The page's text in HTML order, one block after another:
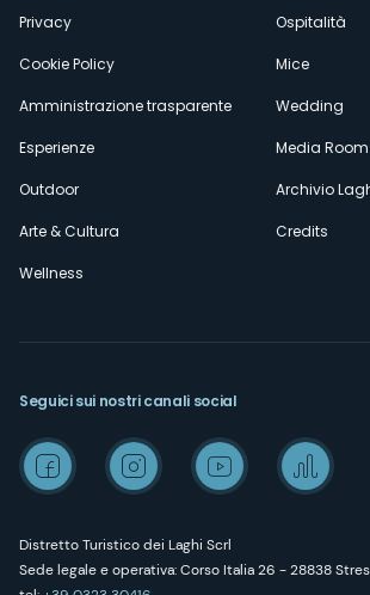
Privacy
Cookie Policy
Amministrazione trasparente
Esperienze
Outdoor
Arte & Cultura
Wellness
Ospitalità
Mice
Wedding
Media Room
Archivio
Credits
Distretto Turistico dei Laghi Scrl
Sede legale e operativa: Corso Italia 26 - 28838
Seguici sui nostri canali social